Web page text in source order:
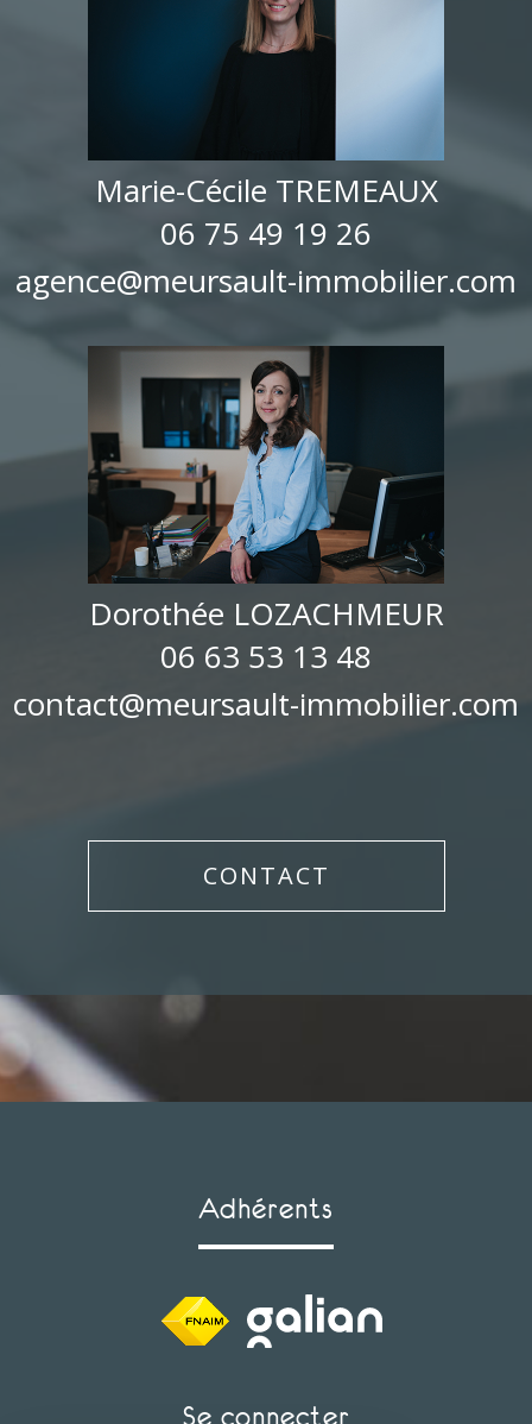
Marie-Cécile TREMEAUX
06 75 49 19 26
agence@meursault-immobilier.com
Dorothée LOZACHMEUR
06 63 53 13 48
contact@meursault-immobilier.com
CONTACT
adhérents
se connecter